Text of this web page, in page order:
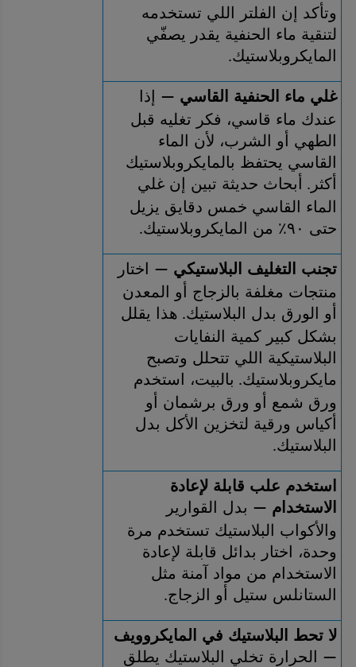
المايكروبلاستيك.
غلي ماء الحنفية القاسي —
أكثر .
حتى ٩٠٪ من المايكروبلاستيك
.
تجنب التغليف البلاستيكي —
أو الورق بدل البلاستيك.
مايكروبلاستيك.
البلاستيك.
الاستخدام —
الستانلس ستيل أو الزجاج.
لا تحط البلاستيك في المايكروويف
—